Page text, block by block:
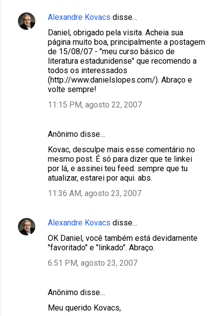
Alexandre Kovacs disse…
Daniel, obrigado pela visita. Acheia sua
página muito boa, principalmente a postagem
de 15/08/07 - "meu curso básico de
literatura estadunidense" que recomendo a
todos os interessados
(http://www.danielslopes.com/). Abraço e
volte sempre!
11:15 PM, agosto 22, 2007
Anônimo disse…
Kovac, desculpe mais esse comentário no
mesmo post. É só para dizer que te linkei
por lá, e assinei teu feed. sempre que tu
atualizar, estarei por aqui. abs.
11:36 AM, agosto 23, 2007
Alexandre Kovacs disse…
OK Daniel, você também está devidamente
"favoritado" e "linkado". Abraço.
6:51 PM, agosto 23, 2007
Anônimo disse…
Meu querido Kovacs,